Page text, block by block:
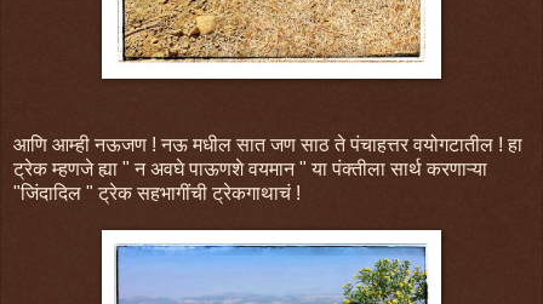
आणि आम्ही नऊजण ! नऊ मधील सात जण साठ ते पंचाहत्तर वयोगटातील ! हा
ट्रेक म्हणजे ह्या " न अवघे पाऊणशे वयमान " या पंक्तीला सार्थ करणाऱ्या
"जिंदादिल " ट्रेक सहभागींची ट्रेकगाथाचं !